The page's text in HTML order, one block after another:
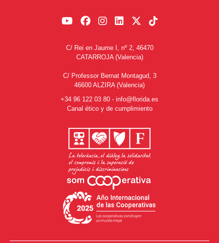
C/ Rei en Jaume I, nº 2, 46470
CATARROJA (Valencia)
C/ Professor Bernat Montagud, 3
46600 ALZIRA (Valencia)
+34 96 122 03 80 - info@florida.es
Canal ético y de cumplimiento